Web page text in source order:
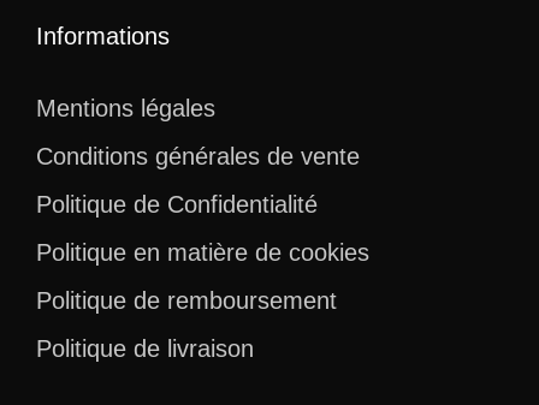
Informations
Mentions légales
Conditions générales de vente
Politique de Confidentialité
Politique en matière de cookies
Politique de remboursement
Politique de livraison